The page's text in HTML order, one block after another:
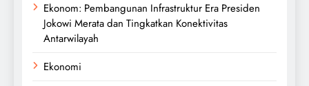
Ekonom: Pembangunan Infrastruktur Era Presiden
Jokowi Merata dan Tingkatkan Konektivitas
Antarwilayah
Ekonomi